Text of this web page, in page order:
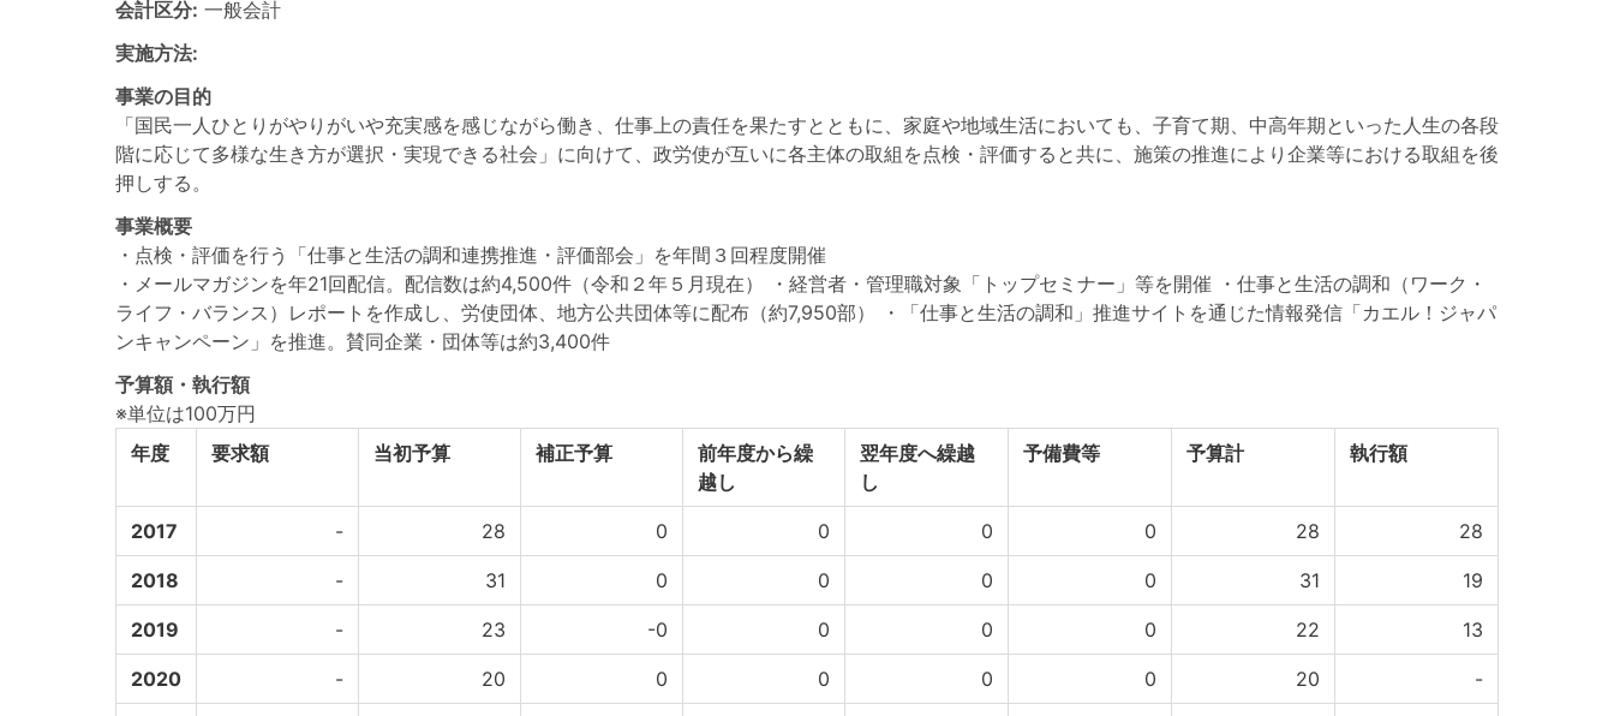
会計区分: 一般会計
実施方法:
事業の目的
「国民一人ひとりがやりがいや充実感を感じながら働き、仕事上の責任を果たすとともに、家庭や地域生活においても、子育て期、中高年期といった人生の各段
階に応じて多様な生き方が選択・実現できる社会」に向けて、政労使が互いに各主体の取組を点検・評価すると共に、施策の推進により企業等における取組を後
押しする。
事業概要
・点検・評価を行う「仕事と生活の調和連携推進・評価部会」を年間３回程度開催
・メールマガジンを年21回配信。配信数は約4,500件（令和２年５月現在） ・経営者・管理職対象「トップセミナー」等を開催 ・仕事と生活の調和（ワーク・
ライフ・バランス）レポートを作成し、労使団体、地方公共団体等に配布（約7,950部） ・「仕事と生活の調和」推進サイトを通じた情報発信「カエル！ジャパ
ンキャンペーン」を推進。賛同企業・団体等は約3,400件
予算額・執行額
※単位は100万円
年度
要求額 当初予算 補正予算
前年度から繰
越し
翌年度へ繰越
し
予備費等 予算計 執行額
2017 - 28 0 0 0 0 28 28
2018 - 31 0 0 0 0 31 19
2019 - 23 -0 0 0 0 22 13
2020 - 20 0 0 0 0 20 -